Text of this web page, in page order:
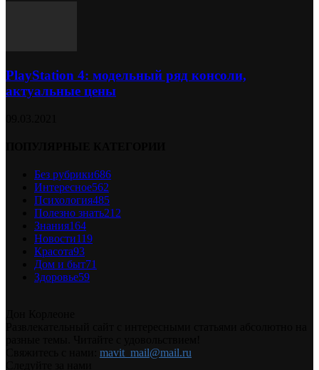
PlayStation 4: модельный ряд консоли,
актуальные цены
Без рубрики686
Интересное562
Психология485
Полезно знать212
Знания164
Новости119
Красота93
Дом и быт71
Здоровье59
mavit_mail@mail.ru